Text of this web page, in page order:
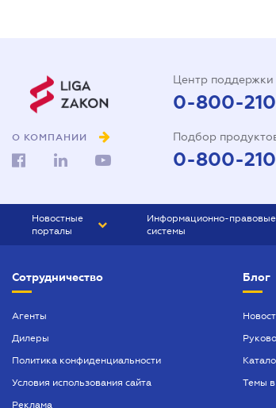
О КОМПАНИИ
Центр поддержки
0-800-
Подбор
0-800-
Новостные
порталы
БИЗНЕС
Информационно-правовые
системы
БУХГАЛТЕР ПРОФ
ЮРИСТ ПРОФ
Сотрудничество
Агенты
Дилеры
Политика конфиденциальности
Условия использования сайта
Реклама
Блог
Темы в